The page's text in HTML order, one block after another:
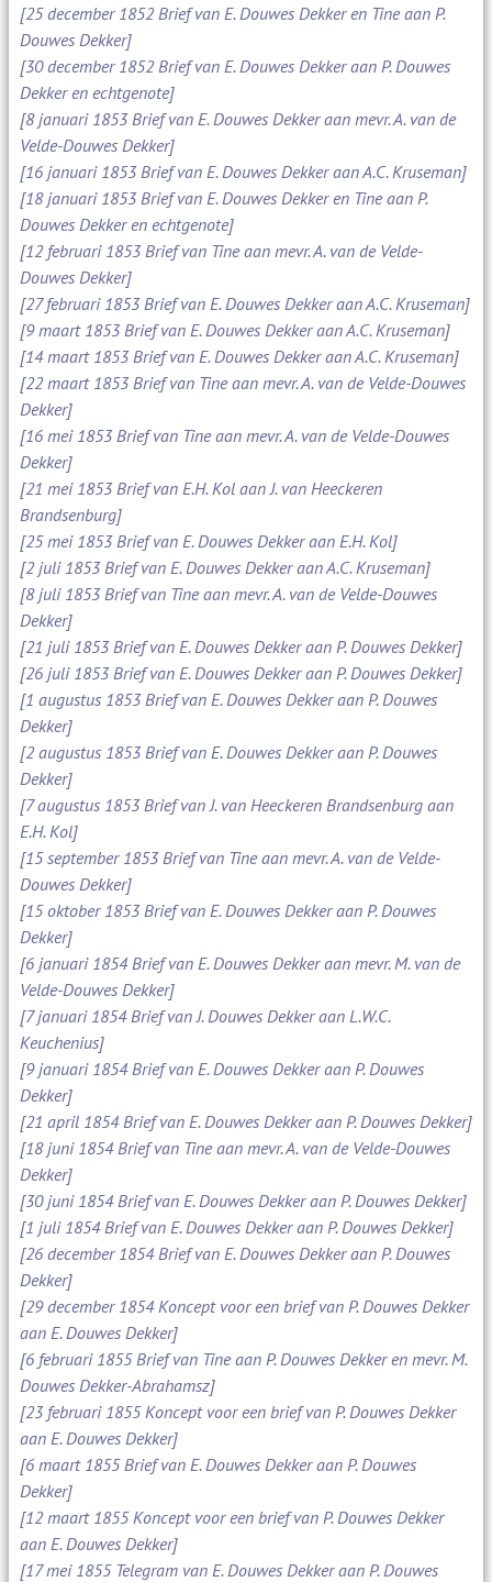
[25 december 1852 Brief van E. Douwes Dekker en Tine aan P.
Douwes Dekker]
[30 december 1852 Brief van E. Douwes Dekker aan P. Douwes
Dekker en echtgenote]
[8 januari 1853 Brief van E. Douwes Dekker aan mevr. A. van de
Velde-Douwes Dekker]
[16 januari 1853 Brief van E. Douwes Dekker aan A.C. Kruseman]
[18 januari 1853 Brief van E. Douwes Dekker en Tine aan P.
Douwes Dekker en echtgenote]
[12 februari 1853 Brief van Tine aan mevr. A. van de Velde-
Douwes Dekker]
[27 februari 1853 Brief van E. Douwes Dekker aan A.C. Kruseman]
[9 maart 1853 Brief van E. Douwes Dekker aan A.C. Kruseman]
[14 maart 1853 Brief van E. Douwes Dekker aan A.C. Kruseman]
[22 maart 1853 Brief van Tine aan mevr. A. van de Velde-Douwes
Dekker]
[16 mei 1853 Brief van Tine aan mevr. A. van de Velde-Douwes
Dekker]
[21 mei 1853 Brief van E.H. Kol aan J. van Heeckeren
Brandsenburg]
[25 mei 1853 Brief van E. Douwes Dekker aan E.H. Kol]
[2 juli 1853 Brief van E. Douwes Dekker aan A.C. Kruseman]
[8 juli 1853 Brief van Tine aan mevr. A. van de Velde-Douwes
Dekker]
[21 juli 1853 Brief van E. Douwes Dekker aan P. Douwes Dekker]
[26 juli 1853 Brief van E. Douwes Dekker aan P. Douwes Dekker]
[1 augustus 1853 Brief van E. Douwes Dekker aan P. Douwes
Dekker]
[2 augustus 1853 Brief van E. Douwes Dekker aan P. Douwes
Dekker]
[7 augustus 1853 Brief van J. van Heeckeren Brandsenburg aan
E.H. Kol]
[15 september 1853 Brief van Tine aan mevr. A. van de Velde-
Douwes Dekker]
[15 oktober 1853 Brief van E. Douwes Dekker aan P. Douwes
Dekker]
[6 januari 1854 Brief van E. Douwes Dekker aan mevr. M. van de
Velde-Douwes Dekker]
[7 januari 1854 Brief van J. Douwes Dekker aan L.W.C.
Keuchenius]
[9 januari 1854 Brief van E. Douwes Dekker aan P. Douwes
Dekker]
[21 april 1854 Brief van E. Douwes Dekker aan P. Douwes Dekker]
[18 juni 1854 Brief van Tine aan mevr. A. van de Velde-Douwes
Dekker]
[30 juni 1854 Brief van E. Douwes Dekker aan P. Douwes Dekker]
[1 juli 1854 Brief van E. Douwes Dekker aan P. Douwes Dekker]
[26 december 1854 Brief van E. Douwes Dekker aan P. Douwes
Dekker]
[29 december 1854 Koncept voor een brief van P. Douwes Dekker
aan E. Douwes Dekker]
[6 februari 1855 Brief van Tine aan P. Douwes Dekker en mevr. M.
Douwes Dekker-Abrahamsz]
[23 februari 1855 Koncept voor een brief van P. Douwes Dekker
aan E. Douwes Dekker]
[6 maart 1855 Brief van E. Douwes Dekker aan P. Douwes
Dekker]
[12 maart 1855 Koncept voor een brief van P. Douwes Dekker
aan E. Douwes Dekker]
[17 mei 1855 Telegram van E. Douwes Dekker aan P. Douwes